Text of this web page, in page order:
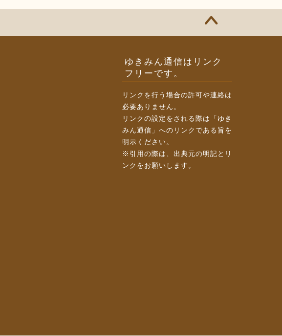
ゆきみん通信はリンク
フリーです。
リンクを行う場合の許可や連絡は
必要ありません。
リンクの設定をされる際は「ゆき
みん通信」へのリンクである旨を
明示ください。
※引用の際は、出典元の明記とリ
ンクをお願いします。